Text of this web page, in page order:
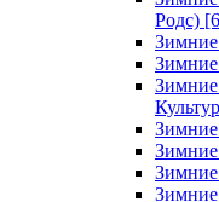
Родс)
Зимние
Зимние
Зимние